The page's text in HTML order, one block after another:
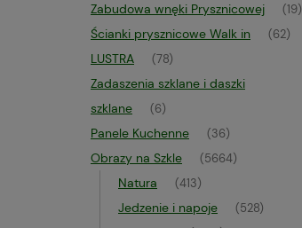
Zabudowa wnęki Prysznicowej (19)
Ścianki prysznicowe Walk in (62)
LUSTRA (78)
Zadaszenia szklane i daszki
szklane
(6)
Panele Kuchenne (36)
Obrazy na Szkle (5664)
Natura (413)
Jedzenie i napoje (528)